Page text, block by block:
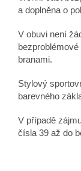
a doplněna o
V obuvi není
branami.
Stylový
barevného
V případě
čísla 39 až do